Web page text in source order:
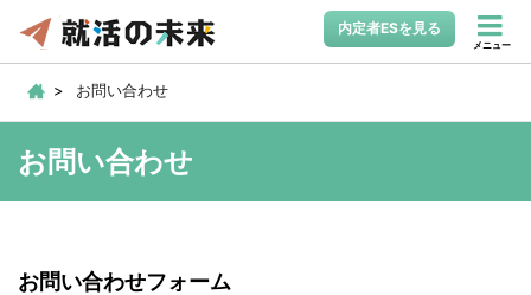
内定者ESを見る
メニュー
お問い合わせ
お問い合わせ
お問い合わせフォーム